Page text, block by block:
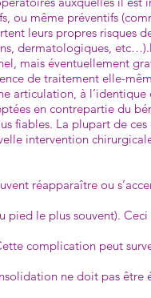
ou même préventifs
leurs propres risques
dermatologiques,
mais éventuellement
de traitement elle-
articulation, à l’iden­tique
en contrepartie du
fiables. La plupart de
intervention
réapparaître ou
pied le plus souvent).
complica­tion peut
ne doit pas être